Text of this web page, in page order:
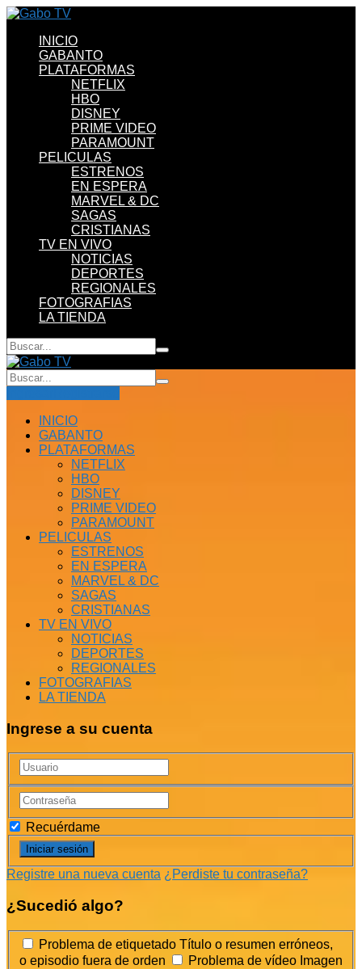
INICIO
GABANTO
PLATAFORMAS
NETFLIX
HBO
DISNEY
PRIME VIDEO
PARAMOUNT
PELICULAS
ESTRENOS
EN ESPERA
MARVEL & DC
SAGAS
CRISTIANAS
TV EN VIVO
NOTICIAS
DEPORTES
REGIONALES
FOTOGRAFIAS
LA TIENDA
INICIO
GABANTO
PLATAFORMAS
NETFLIX
HBO
DISNEY
PRIME VIDEO
PARAMOUNT
PELICULAS
ESTRENOS
EN ESPERA
MARVEL & DC
SAGAS
CRISTIANAS
TV EN VIVO
NOTICIAS
DEPORTES
REGIONALES
FOTOGRAFIAS
LA TIENDA
Ingrese a su cuenta
Recuérdame
Registre una nueva cuenta ¿Perdiste tu contraseña?
¿Sucedió algo?
Problema de etiquetado Título o resumen erróneos,
o episodio fuera de orden
Problema de vídeo Imagen